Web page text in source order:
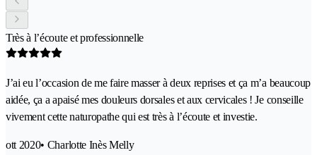
Très à l’écoute et professionnelle
J’ai eu l’occasion de me faire masser à deux reprises et ça m’a beaucoup
aidée, ça a apaisé mes douleurs dorsales et aux cervicales ! Je conseille
vivement cette naturopathe qui est très à l’écoute et investie.
ott 2020• Charlotte Inès Melly